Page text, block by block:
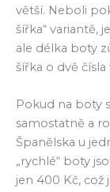
větší. Neboli
šířka“ variantě,
ale délka boty
šířka o dvě čísla
Pokud na boty
samostatně a
Španělska u
„rychlé“ boty
jen 400 Kč,